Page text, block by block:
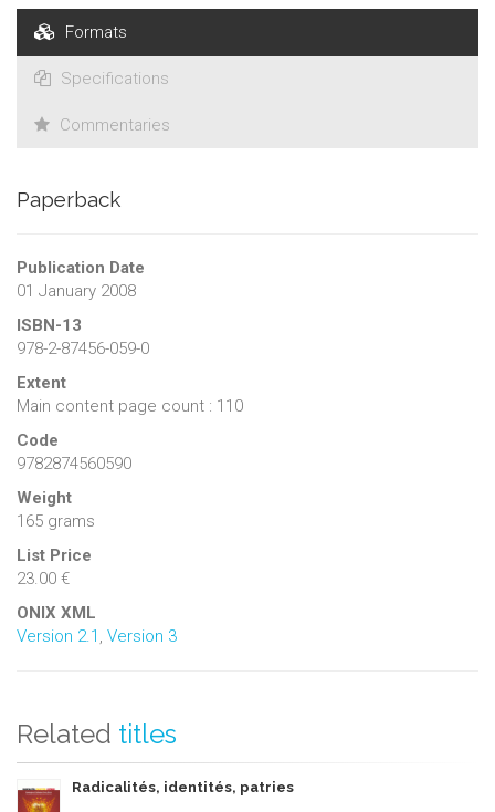
Formats
Specifications
Commentaries
Paperback
Publication Date
01 January 2008
ISBN-13
978-2-87456-059-0
Extent
Main content page count : 110
Code
9782874560590
Weight
165 grams
List Price
23.00 €
ONIX XML
Version 2.1 Version 3
Related titles
Radicalités, identités, patries